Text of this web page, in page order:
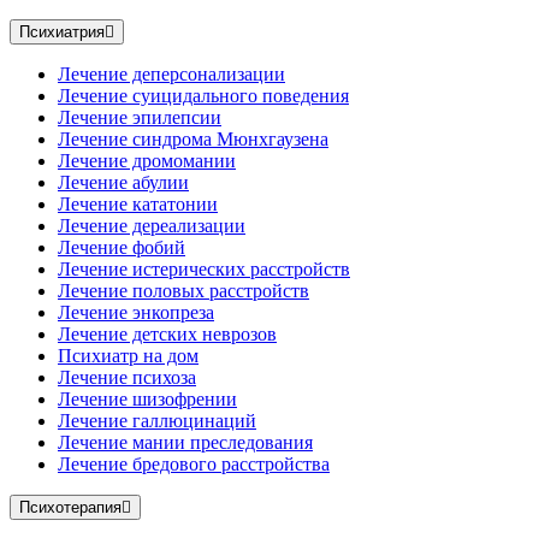
Психиатрия
Лечение деперсонализации
Лечение суицидального поведения
Лечение эпилепсии
Лечение синдрома Мюнхгаузена
Лечение дромомании
Лечение абулии
Лечение кататонии
Лечение дереализации
Лечение фобий
Лечение истерических расстройств
Лечение половых расстройств
Лечение энкопреза
Лечение детских неврозов
Психиатр на дом
Лечение психоза
Лечение шизофрении
Лечение галлюцинаций
Лечение мании преследования
Лечение бредового расстройства
Психотерапия